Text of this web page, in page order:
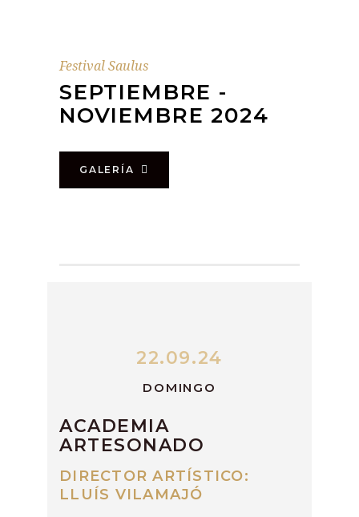
Festival Saulus
SEPTIEMBRE -
NOVIEMBRE 2024
GALERÍA
22.09.24
DOMINGO
ACADEMIA
ARTESONADO
DIRECTOR ARTÍSTICO:
LLUÍS VILAMAJÓ